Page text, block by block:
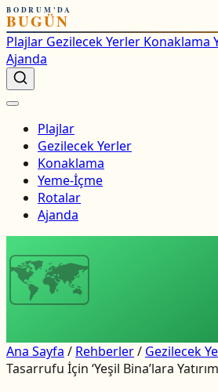
BODRUM'DA
BUGÜN
Plajlar Gezilecek Yerler Konaklama
Ajanda
Plajlar
Gezilecek Yerler
Konaklama
Yeme-İçme
Rotalar
Ajanda
🗺
Ana Sayfa / Rehberler/ Gezilecek
Tasarrufu İçin ‘Yeşil Bina’lara